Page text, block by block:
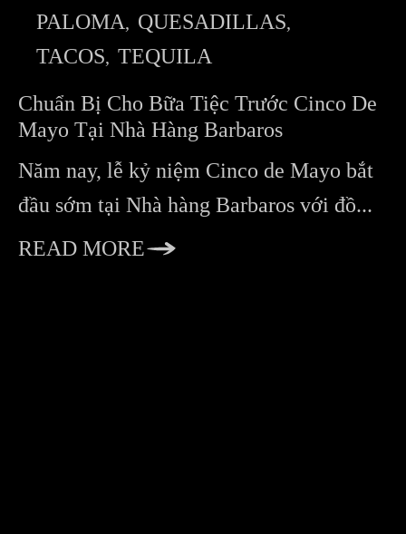
PALOMA
QUESADILLAS
TACOS TEQUILA
Chuẩn Bị Cho Bữa Tiệc Trước Cinco De
Mayo Tại Nhà Hàng Barbaros
Năm nay, lễ kỷ niệm Cinco de Mayo bắt
đầu sớm tại Nhà hàng Barbaros với đồ...
READ MORE